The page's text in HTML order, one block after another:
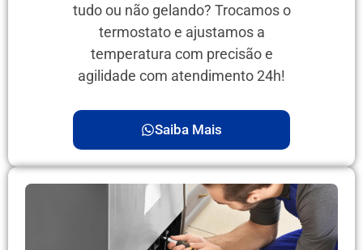
tudo ou não gelando? Trocamos o
termostato e ajustamos a
temperatura com precisão e
agilidade com atendimento 24h!
Saiba Mais